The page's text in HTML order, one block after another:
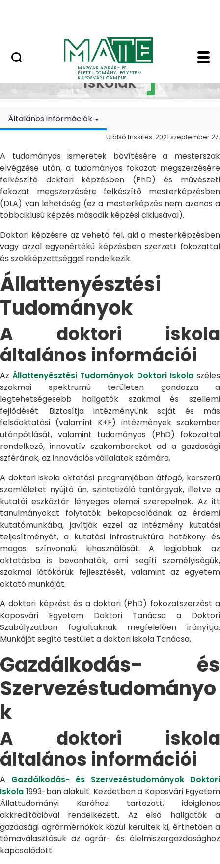
MAGYAR AGRÁR- ÉS
ÉLETTUDOMÁNYI EGYETEM
KAPOSVÁRI CAMPUS
Doktori Iskolák -
Doktori
Iskolák
Általános információk
Utolsó frissítés: 2021 szeptember 27.
A tudományos ismeretek bővítésére a mesterszak
elvégzése után, a tudományos fokozat megszerzésére
felkészítő doktori képzésben (PhD) és művészeti
fokozat megszerzésére felkészítő mesterképzésben
(DLA) van lehetőség (ez a mesterképzés nem azonos a
többciklusú képzés második képzési ciklusával).
Doktori képzésre az vehető fel, aki a mesterképzésben
vagy azzal egyenértékű képzésben szerzett fokozattal
és szakképzettséggel rendelkezik.
Állattenyésztési
Tudományok
A doktori iskola
általános információi
AzÁllattenyésztési Tudományok Doktori Iskolaszéles
szakmai spektrumú területen gondozza a
legtehetségesebb hallgatók szakmai és szellemi
fejlődését. Biztosítja intézményünk saját és más
felsőoktatási (valamint K+F) intézmények szakember
utánpótlását, valamint tudományos (PhD) fokozattal
rendelkező, innovatív szakembereket ad a gazdasági
szférának, az innovációs vállalatok számára.
A doktori iskola oktatási programjában átfogó, korszerű
szemléletet nyújtó ún. szintetizáló tantárgyak, illetve a
kutatói eszköztár lényeges elemei szerepelnek. Az itt
tanulmányokat folytatók bekapcsolódnak az érdemi
kutatómunkába, javítják ezzel az intézmény kutatási
teljesítményét, a kutatási infrastruktúra hatékony és
magas színvonalú kihasználását. A legjobbak az
oktatásba is bevonhatók, ami segíti személyiségük,
szakmai látókörük fejlesztését, valamint az egyetem
oktató munkáját.
A doktori képzést és a doktori (PhD) fokozatszerzést a
Kaposvári Egyetem Doktori Tanácsa a Doktori
Szabályzatban foglaltaknak megfelelően irányítja.
Munkáját segítő testület a doktori iskola Tanácsa.
Gazdálkodás- és
Szervezéstudományo
k
A doktori iskola
általános információi
A Gazdálkodás- és Szervezéstudományok Doktori
Iskola 1993-ban alakult. Kezdetben a Kaposvári Egyetem
Állattudományi Karához tartozott, ideiglenes
akkreditációval rendelkezett. Az első hallgatók a
gazdasági agrármérnökök közül kerültek ki, érthetően a
témaválasztásuk az agrár- és élelmiszergazdasághoz
kapcsolódott.